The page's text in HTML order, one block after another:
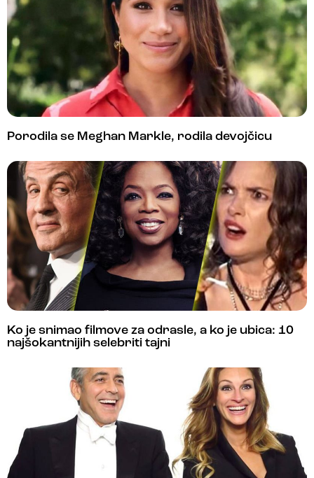
Porodila se Meghan Markle, rodila devojčicu
Ko je snimao filmove za odrasle, a ko je ubica: 10
najšokantnijih selebriti tajni